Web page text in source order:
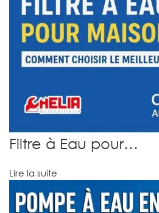
Filtre à Eau pour…
Lire la suite